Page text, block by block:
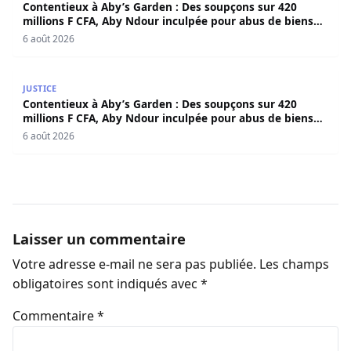
Contentieux à Aby’s Garden : Des soupçons sur 420
millions F CFA, Aby Ndour inculpée pour abus de biens
sociaux
6 août 2026
JUSTICE
Contentieux à Aby’s Garden : Des soupçons sur 420
millions F CFA, Aby Ndour inculpée pour abus de biens
sociaux
6 août 2026
Laisser un commentaire
Votre adresse e-mail ne sera pas publiée. Les champs
obligatoires sont indiqués avec *
Commentaire*